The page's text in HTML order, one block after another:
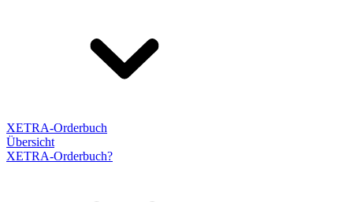
XETRA-Orderbuch
Übersicht
XETRA-Orderbuch?